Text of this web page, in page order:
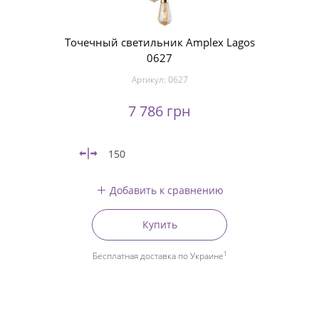
Точечный светильник Amplex Lagos
0627
Артикул: 0627
7 786 грн
150
Добавить к сравнению
Купить
Бесплатная доставка по Украине1